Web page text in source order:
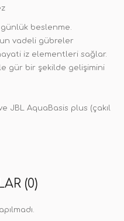
beslenme.
vadeli gübreler
iz elementleri sağlar.
gür bir şekilde gelişimini
JBL AquaBasis plus (çakıl
(0)